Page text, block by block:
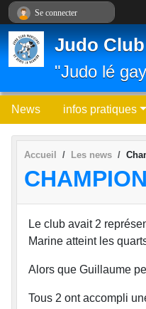
Judo
"Judo lé
News infos pratiques
Accueil Les news
Le club avait 2
Marine atteint les
Alors que Guillaume
Tous 2 ont accompli
Se connecter
Panneau de gestion des